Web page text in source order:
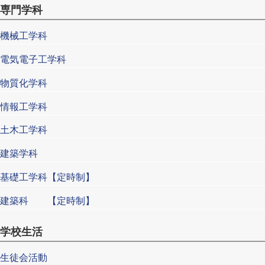
専門学科
機械工学科
電気電子工学科
物質化学科
情報工学科
土木工学科
建築学科
基礎工学科【定時制】
建築科 【定時制】
学校生活
生徒会活動